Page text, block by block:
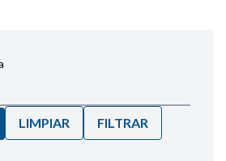
LIMPIAR FILTRAR